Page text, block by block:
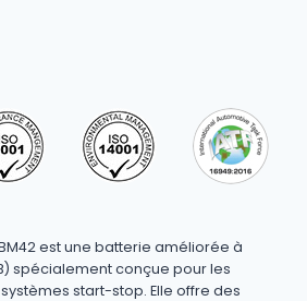
est une batterie améliorée à
spécialement conçue pour les
start-stop. Elle offre des